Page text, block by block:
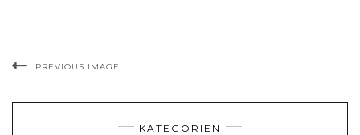
PREVIOUS IMAGE
KATEGORIEN